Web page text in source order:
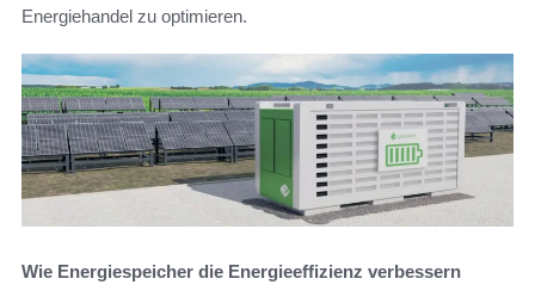
Energiehandel zu optimieren.
Wie Energiespeicher die Energieeffizienz verbessern